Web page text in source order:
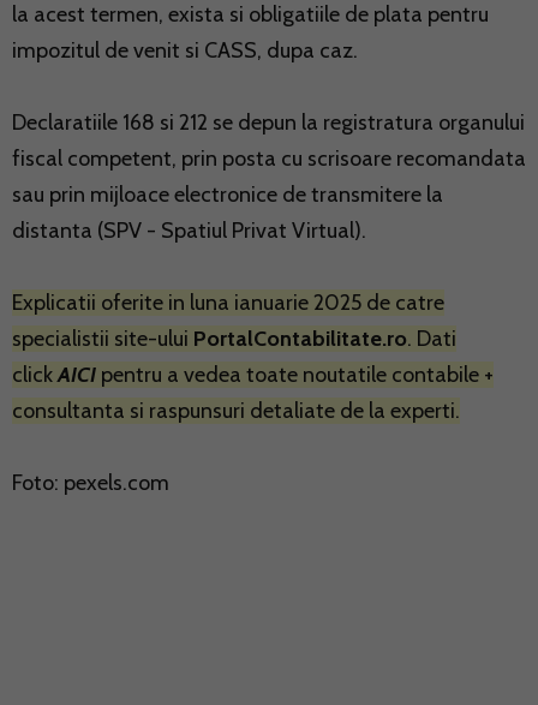
la acest termen, exista si obligatiile de plata pentru
impozitul de venit si CASS, dupa caz.
Declaratiile 168 si 212 se depun la registratura organului
fiscal competent, prin posta cu scrisoare recomandata
sau prin mijloace electronice de transmitere la
distanta (SPV - Spatiul Privat Virtual).
Explicatii oferite in luna ianuarie 2025 de catre
specialistii site-ului PortalContabilitate.ro. Dati
clickAICI pentru a vedea toate noutatile contabile +
consultanta si raspunsuri detaliate de la experti.
Foto: pexels.com